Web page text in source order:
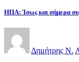
ΗΠΑ: Ίσως και σήμερα
Δημήτρης Ν.